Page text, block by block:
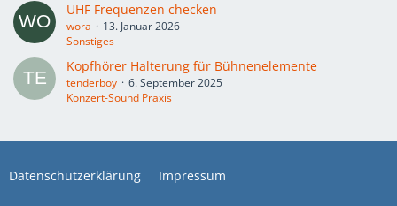
UHF Frequenzen checken
wora
13. Januar 2026
Sonstiges
Kopfhörer Halterung für Bühnenelemente
tenderboy
6. September 2025
Konzert-Sound Praxis
Datenschutzerklärung Impressum